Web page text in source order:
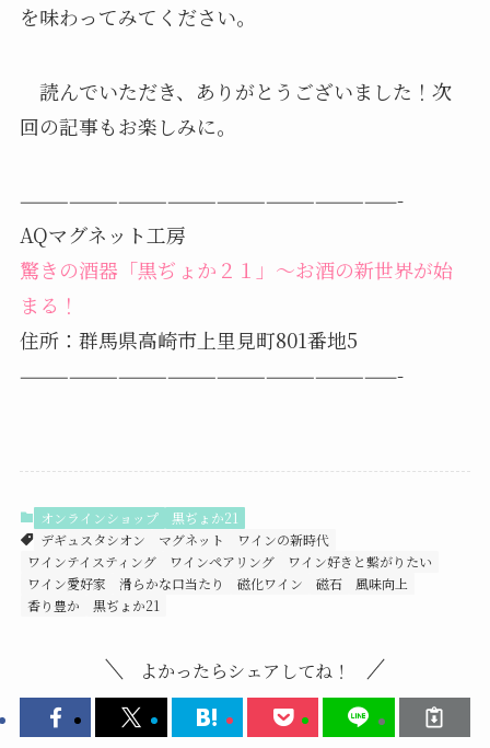
を味わってみてください。
読んでいただき、ありがとうございました！次
回の記事もお楽しみに。
———————————————————————-
AQマグネット工房
驚きの酒器「黒ぢょか２１」～お酒の新世界が始
まる！
住所：群馬県高崎市上里見町801番地5
———————————————————————-
オンラインショップ
黒ぢょか21
デギュスタシオン
マグネット
ワインの新時代
ワインテイスティング
ワインペアリング
ワイン好きと繋がりたい
ワイン愛好家
滑らかな口当たり 磁化ワイン 磁石
風味向上
香り豊か
黒ぢょか21
よかったらシェアしてね！